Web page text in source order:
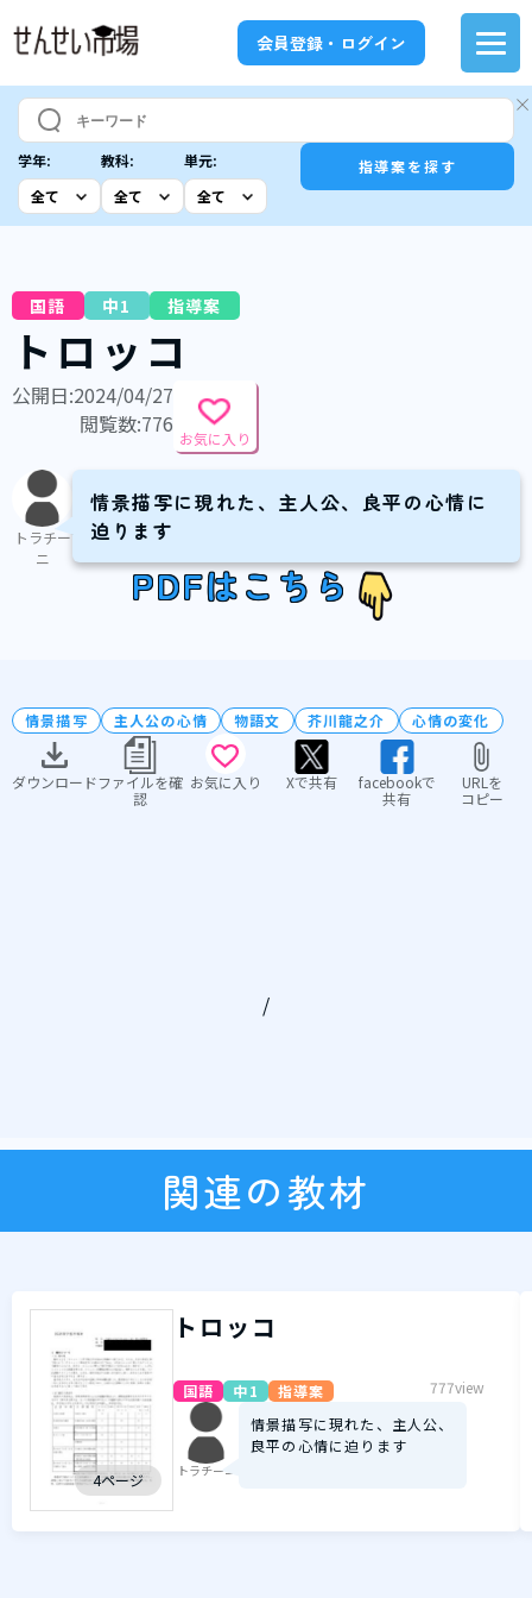
会員登録・ログイン
学年: 教科: 単元: 指導案を探す
国語 中1 指導案
トロッコ
公開日:2024/04/27
閲覧数:776
お気に入り
トラチー
ニ
情景描写に現れた、主人公、良平の心情に
迫ります
PDFはこちら
情景描写 主人公の心情 物語文 芥川龍之介 心情の変化
ダウンロードファイルを確
認
お気に入り Xで共有
facebookで
共有
URLを
コピー
/
関連の教材
4ページ
トロッコ
国語 中1 指導案 777view
トラチーニ
情景描写に現れた、主人公、
良平の心情に迫ります